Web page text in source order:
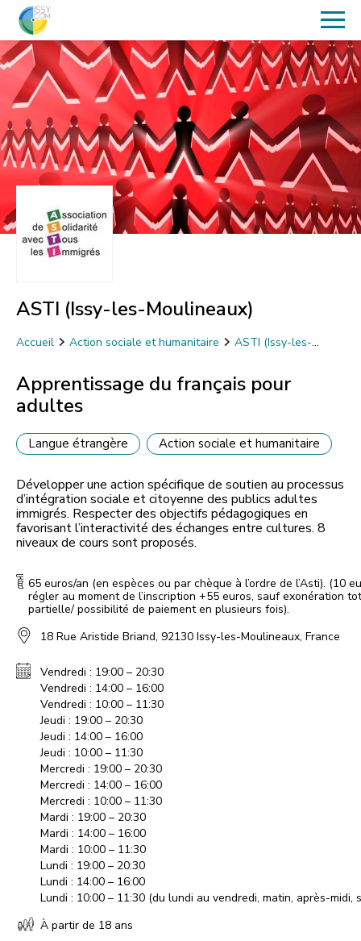
ASTI (Issy-les-Moulineaux)
Accueil Action sociale et humanitaire
ASTI (Issy-les-
Apprentissage du français pour
adultes
Langue étrangère Action sociale et humanitaire
Développer une action spécifique de soutien au processus
d’intégration sociale et citoyenne des publics adultes
immigrés. Respecter des objectifs pédagogiques en
favorisant l’interactivité des échanges entre cultures. 8
niveaux de cours sont proposés.
65 euros/an (en espèces ou par chèque à l’ordre de l’Asti). (10
régler au moment de l’inscription +55 euros, sauf exonération
partielle/ possibilité de paiement en plusieurs fois).
18 Rue Aristide Briand, 92130 Issy-les-Moulineaux, France
Vendredi : 19:00 – 20:30
Vendredi : 14:00 – 16:00
Vendredi : 10:00 – 11:30
Jeudi : 19:00 – 20:30
Jeudi : 14:00 – 16:00
Jeudi : 10:00 – 11:30
Mercredi : 19:00 – 20:30
Mercredi : 14:00 – 16:00
Mercredi : 10:00 – 11:30
Mardi : 19:00 – 20:30
Mardi : 14:00 – 16:00
Mardi : 10:00 – 11:30
Lundi : 19:00 – 20:30
Lundi : 14:00 – 16:00
Lundi : 10:00 – 11:30 (du lundi au vendredi, matin, après-midi,
À partir de 18 ans